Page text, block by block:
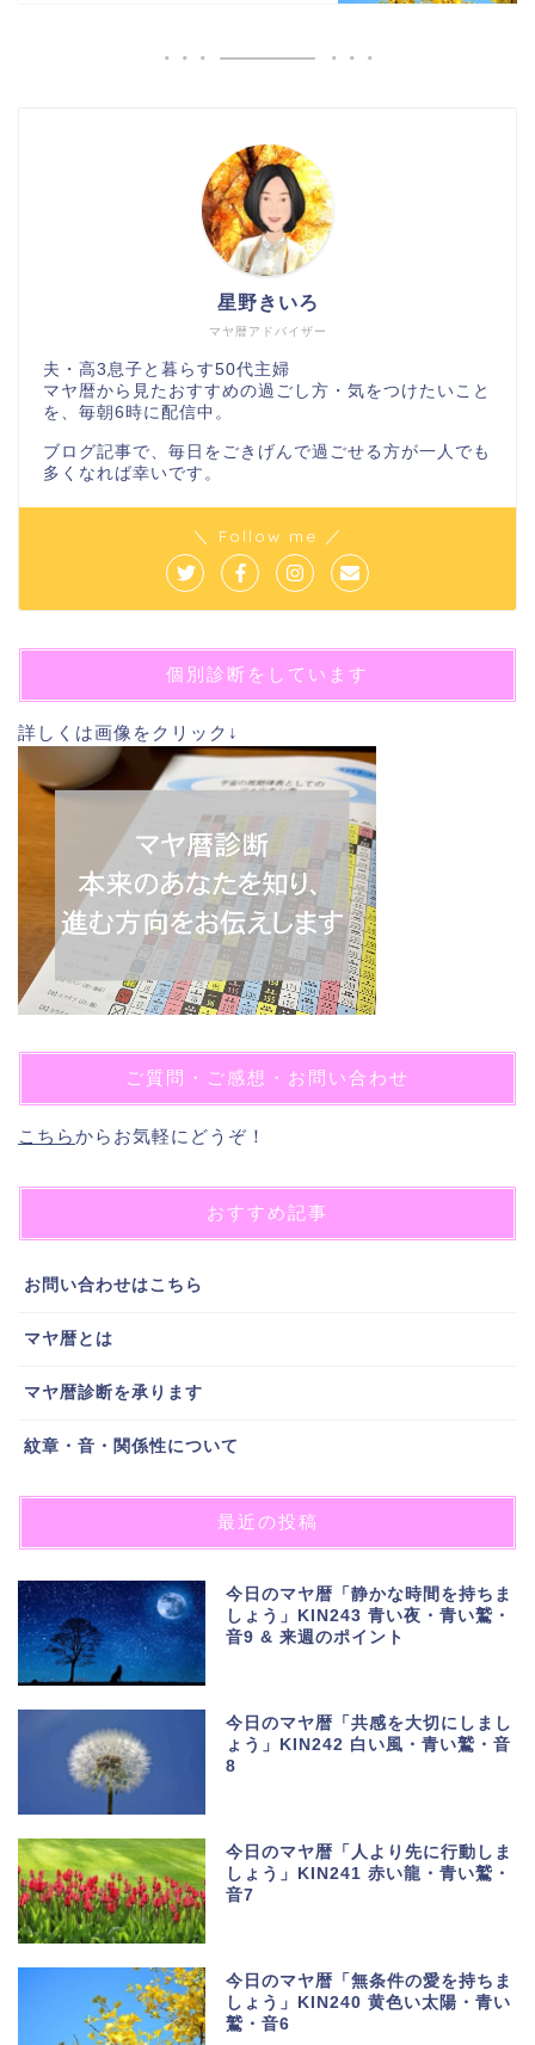
マヤ暦アドバイザー
星野きいろ
夫・高3息子と暮らす50代主婦
マヤ暦から見たおすすめの過ごし方・気をつけたいこと
を、毎朝6時に配信中。
ブログ記事で、毎日をごきげんで過ごせる方が一人でも
多くなれば幸いです。
＼ Follow me ／
個別診断をしています
詳しくは画像をクリック↓
ご質問・ご感想・お問い合わせ
こちらからお気軽にどうぞ！
おすすめ記事
お問い合わせはこちら
マヤ暦とは
マヤ暦診断を承ります
紋章・音・関係性について
最近の投稿
今日のマヤ暦「静かな時間を持ちま
しょう」KIN243 青い夜・青い鷲・
音9 & 来週のポイント
今日のマヤ暦「共感を大切にしまし
ょう」KIN242 白い風・青い鷲・音
8
今日のマヤ暦「人より先に行動しま
しょう」KIN241 赤い龍・青い鷲・
音7
今日のマヤ暦「無条件の愛を持ちま
しょう」KIN240 黄色い太陽・青い
鷲・音6